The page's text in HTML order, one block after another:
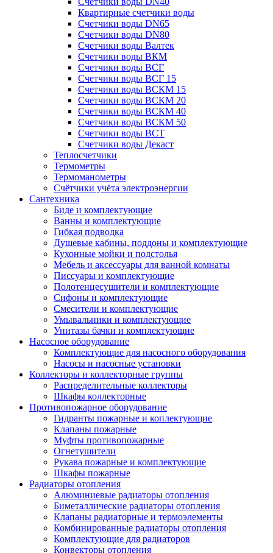
Квартирные счетчики воды
Счетчики воды DN65
Счетчики воды DN80
Счетчики воды Валтек
Счетчики воды ВКМ
Счетчики воды ВСГ
Счетчики воды ВСГ 15
Счетчики воды ВСКМ 15
Счетчики воды ВСКМ 20
Счетчики воды ВСКМ 40
Счетчики воды ВСКМ 50
Счетчики воды ВСТ
Счетчики воды Декаст
Теплосчетчики
Термометры
Термоманометры
Счётчики учёта электроэнергии
Сантехника
Биде и комплектующие
Ванны и комплектующие
Гибкая подводка
Душевые кабины, поддоны и комплектующие
Кухонные мойки и подстолья
Мебель и аксессуары для ванной комнаты
Писсуары и комплектующие
Полотенцесушители и комплектующие
Сифоны и комплектующие
Смесители и комплектующие
Умывальники и комплектующие
Унитазы бачки и комплектующие
Насосное оборудование
Комплектующие для насосного оборудования
Насосы и насосные установки
Коллекторы и коллекторные группы
Распределительные коллекторы
Шкафы коллекторные
Противопожарное оборудование
Гидранты пожарные и коплектующие
Клапаны пожарные
Муфты противопожарные
Огнетушители
Рукава пожарные и комплектующие
Шкафы пожарные
Радиаторы отопления
Алюминиевые радиаторы отопления
Биметаллические радиаторы отопления
Клапаны радиаторные и термоэлементы
Комбинированные радиаторы отопления
Комплектующие для радиаторов
Конвекторы отопления